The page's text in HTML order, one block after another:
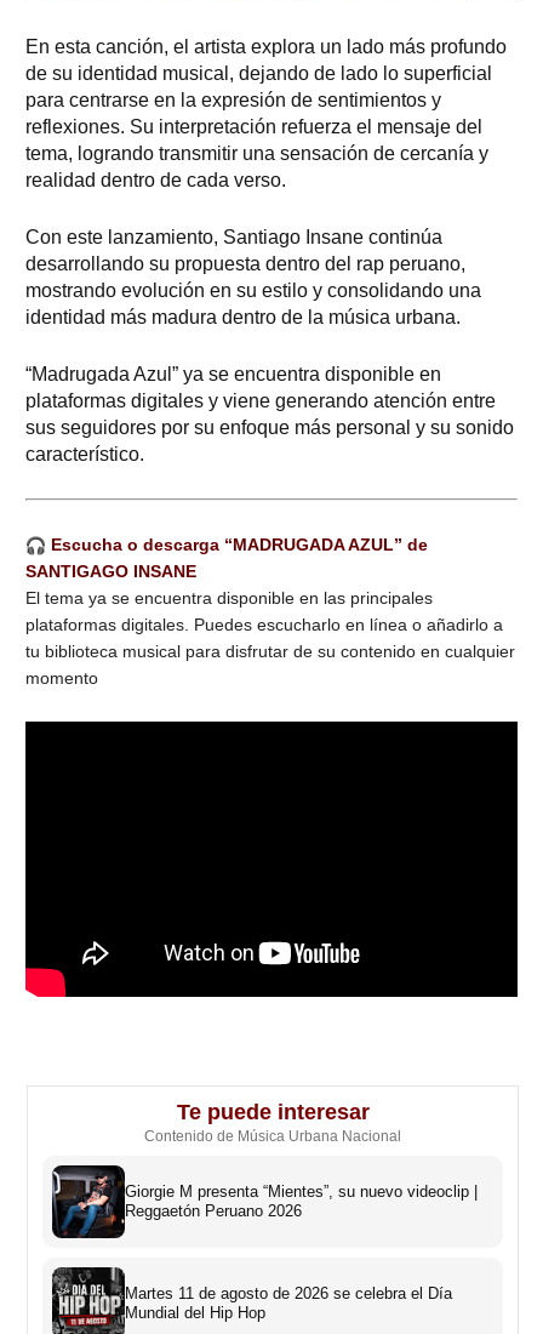
En esta canción, el artista explora un lado más profundo
de su identidad musical, dejando de lado lo superficial
para centrarse en la expresión de sentimientos y
reflexiones. Su interpretación refuerza el mensaje del
tema, logrando transmitir una sensación de cercanía y
realidad dentro de cada verso.
Con este lanzamiento, Santiago Insane continúa
desarrollando su propuesta dentro del rap peruano,
mostrando evolución en su estilo y consolidando una
identidad más madura dentro de la música urbana.
“Madrugada Azul” ya se encuentra disponible en
plataformas digitales y viene generando atención entre
sus seguidores por su enfoque más personal y su sonido
característico.
Escucha o descarga “MADRUGADA AZUL” de
SANTIGAGO INSANE
El tema ya se encuentra disponible en las principales
plataformas digitales. Puedes escucharlo en línea o añadirlo a
tu biblioteca musical para disfrutar de su contenido en cualquier
momento
Te puede interesar
Contenido de Música Urbana Nacional
Giorgie M presenta “Mientes”, su nuevo videoclip |
Reggaetón Peruano 2026
Martes 11 de agosto de 2026 se celebra el Día
Mundial del Hip Hop